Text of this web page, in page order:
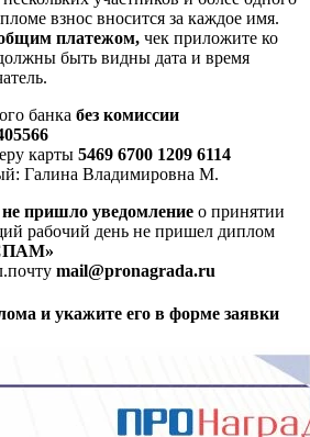
взнос вносится за каждое имя.
платежом, чек приложите ко
быть видны дата и время
банка без комиссии
карты 5469 6700 1209 6114
Галина Владимировна М.
не пришло уведомление о принятии
рабочий день не пришел диплом
mail@pronagrada.ru
и укажите его в форме заявки